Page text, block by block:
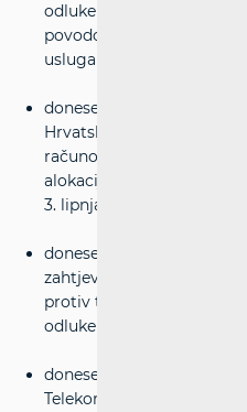
odluke o obavljanju
povodom prijave za
usluga društva NOVA
donesena je odluka
Hrvatski Telekom d.d.
računovodstveni
alokacije i listu grupe
3. lipnja 2014.
doneseno je rješenje
zahtjev trgovačkog
protiv trgovačkog društva
odluke o zadržavanju
doneseno je rješenje u
Telekoma d.d. i Hrvatskog